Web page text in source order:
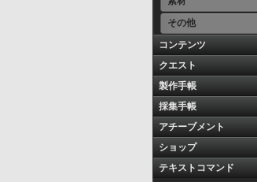
その他
コンテンツ
クエスト
製作手帳
採集手帳
アチーブメント
ショップ
テキストコマンド